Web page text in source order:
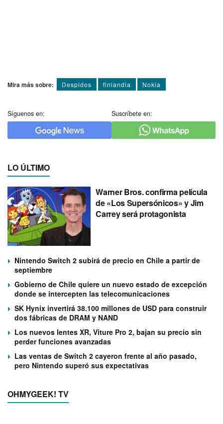
Mira más sobre: Despidos finlandia Nokia
Síguenos en: Suscríbete en:
LO ÚLTIMO
Warner Bros. confirma película
de «Los Supersónicos» y Jim
Carrey será protagonista
Nintendo Switch 2 subirá de precio en Chile a partir de
septiembre
Gobierno de Chile quiere un nuevo estado de excepción
donde se intercepten las telecomunicaciones
SK Hynix invertirá 38.100 millones de USD para construir
dos fábricas de DRAM y NAND
Los nuevos lentes XR, Viture Pro 2, bajan su precio sin
perder funciones avanzadas
Las ventas de Switch 2 cayeron frente al año pasado,
pero Nintendo superó sus expectativas
OHMYGEEK! TV